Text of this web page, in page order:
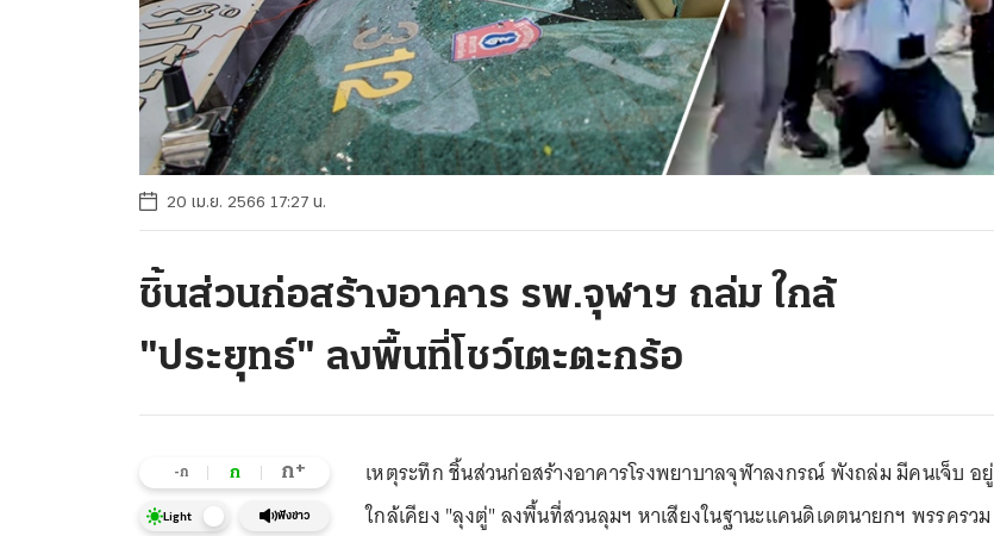
20 เม.ย. 2566 17:27 น.
ชิ้นส่วนก่อสร้างอาคาร รพ.จุฬาฯ ถล่ม ใกล้
"ประยุทธ์" ลงพื้นที่โชว์เตะตะกร้อ
-ก ก ก+
Light ฟังข่าว
เหตุระทึก ชิ้นส่วนก่อสร้างอาคารโรงพยาบาลจุฬาลงกรณ์ พังถล่ม มีคนเจ็บ อยู่
ใกล้เคียง "ลุงตู่" ลงพื้นที่สวนลุมฯ หาเสียงในฐานะแคนดิเดตนายกฯ พรรครวม